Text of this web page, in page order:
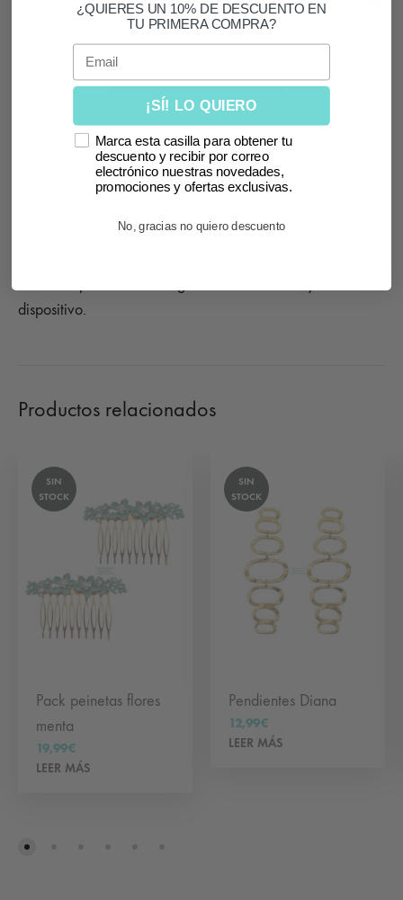
5303-CH
CATEGORÍAS
BOLSOS Y MONEDEROS CASUAL,COMPLEMENTOS
Bolso chocolate rectangular mini. Cierre de cremallera
interior y asa para colgar del mismo tono y tejido.
Medidas aproximadas: 17 cm x 22 cm x 7,5 cm.
dispositivo.
Productos relacionados
SIN
STOCK
Pack peinetas flores
menta
19,99€
LEER MÁS
SIN
STOCK
Pendientes Diana
12,99€
LEER MÁS
¿QUIERES UN 10% DE DESCUENTO EN
TU PRIMERA COMPRA?
Email
¡SÍ! LO QUIERO
Marca esta casilla para obtener tu
descuento y recibir por correo
electrónico nuestras novedades,
promociones y ofertas exclusivas.
No, gracias no quiero descuento